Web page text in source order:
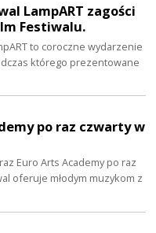
LampART zagości
Festiwalu.
to coroczne wydarzenie
którego prezentowane
po raz czwarty w
Euro Arts Academy po raz
oferuje młodym muzykom z